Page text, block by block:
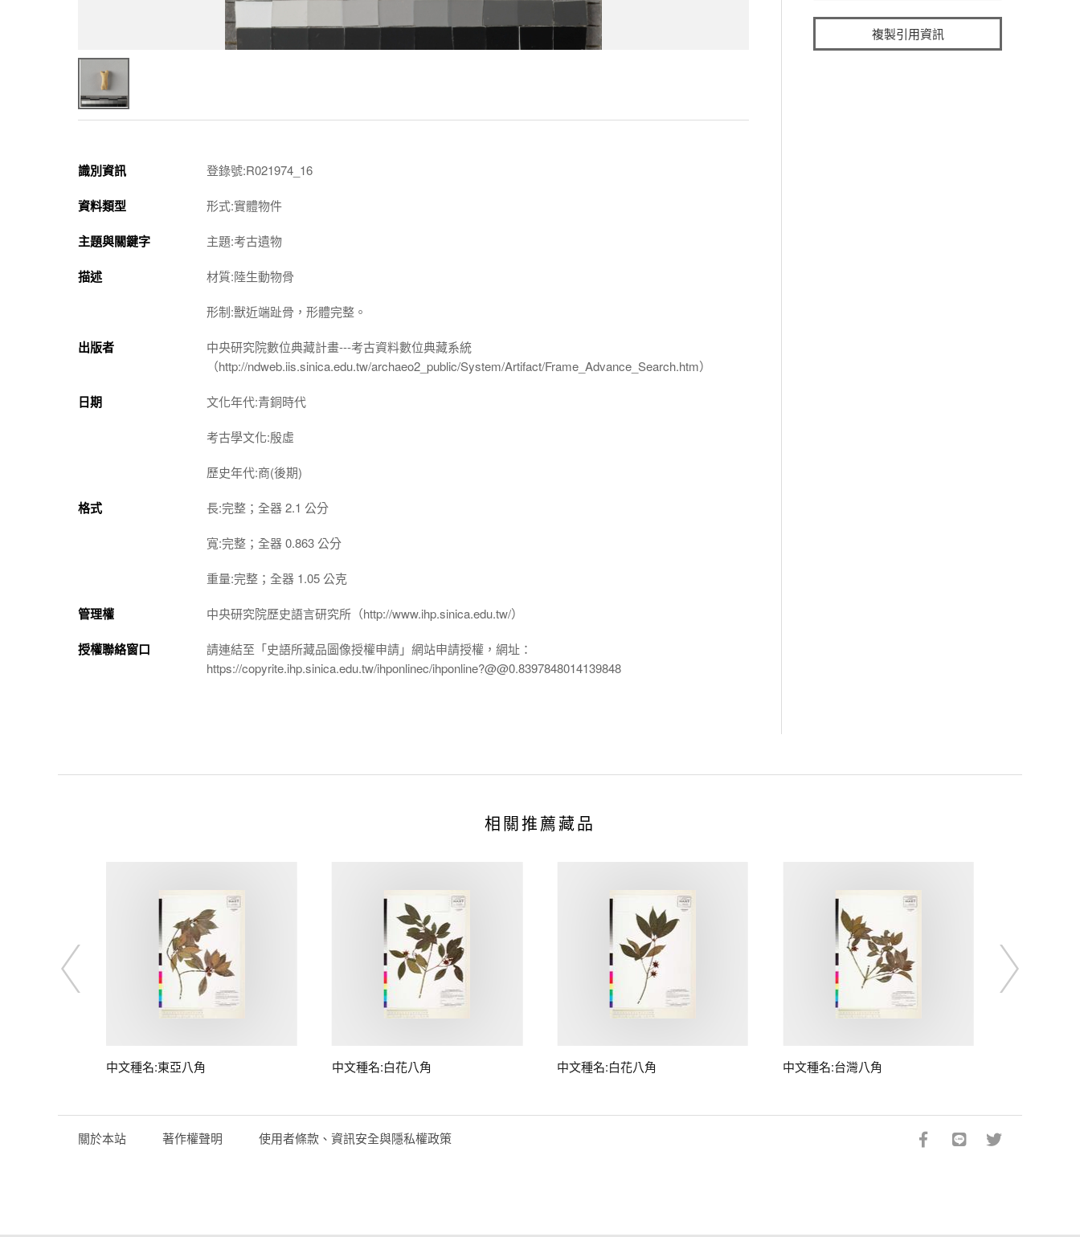
識別資訊 登錄號:R021974_16
資料類型 形式:實體物件
主題與關鍵字 主題:考古遺物
描述 材質:陸生動物骨
形制:獸近端趾骨，形體完整。
出版者
中央研究院數位典藏計畫---考古資料數位典藏系統
（http://ndweb.iis.sinica.edu.tw/archaeo2_public/System/Artifact/Frame_Advance_Search.htm）
日期 文化年代:青銅時代
考古學文化:殷虛
歷史年代:商(後期)
格式 長:完整；全器 2.1 公分
寬:完整；全器 0.863 公分
重量:完整；全器 1.05 公克
管理權 中央研究院歷史語言研究所（http://www.ihp.sinica.edu.tw/）
授權聯絡窗口
請連結至「史語所藏品圖像授權申請」網站申請授權，網址：
https://copyrite.ihp.sinica.edu.tw/ihponlinec/ihponline?@@0.8397848014139848
複製引用資訊
相關推薦藏品
中文種名:東亞八角 中文種名:白花八角 中文種名:白花八角 中文種名:台灣八角
關於本站 著作權聲明 使用者條款、資訊安全與隱私權政策